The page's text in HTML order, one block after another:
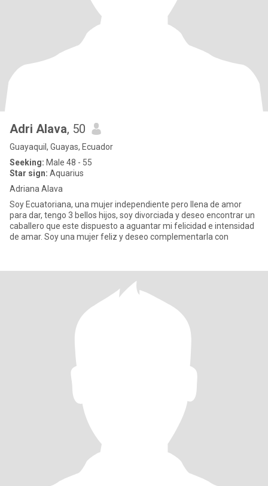
Adri Alava, 50
Guayaquil, Guayas, Ecuador
Seeking: Male 48 - 55
Star sign: Aquarius
Adriana Alava
Soy Ecuatoriana, una mujer independiente pero llena de amor
para dar, tengo 3 bellos hijos, soy divorciada y deseo encontrar un
caballero que este dispuesto a aguantar mi felicidad e intensidad
de amar. Soy una mujer feliz y deseo complementarla con